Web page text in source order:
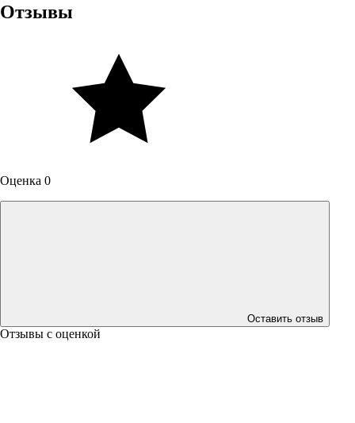
Отзывы
Оценка 0
Оставить отзыв
Отзывы с оценкой